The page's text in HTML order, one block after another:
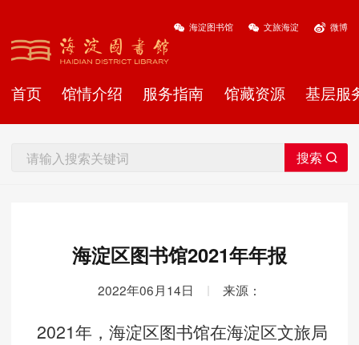
海淀图书馆 文旅海淀 微博
首页 馆情介绍 服务指南 馆藏资源 基层服
海淀区图书馆2021年年报
2022年06月14日 | 来源：
2021年，海淀区图书馆在海淀区文旅局